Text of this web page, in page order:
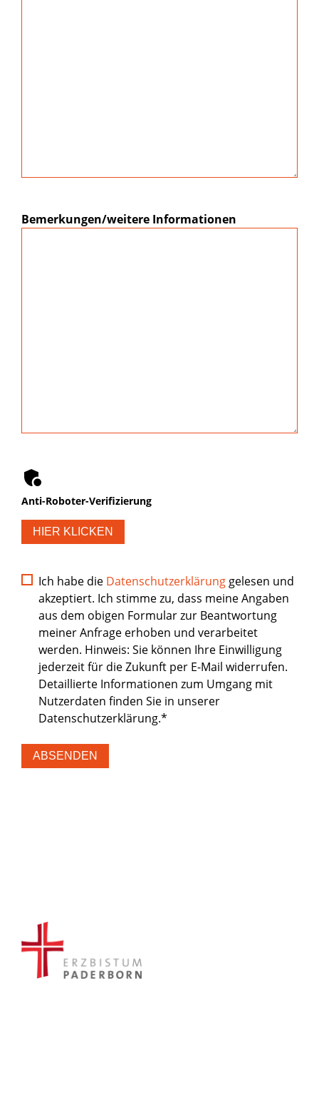
Bemerkungen/weitere Informationen
Anti-Roboter-Verifizierung
HIER KLICKEN
Ich habe die Datenschutzerklärung gelesen und
akzeptiert. Ich stimme zu, dass meine Angaben
aus dem obigen Formular zur Beantwortung
meiner Anfrage erhoben und verarbeitet
werden. Hinweis: Sie können Ihre Einwilligung
jederzeit für die Zukunft per E-Mail widerrufen.
Detaillierte Informationen zum Umgang mit
Nutzerdaten finden Sie in unserer
Datenschutzerklärung.*